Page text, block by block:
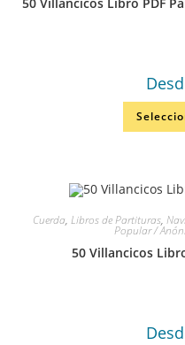
Cuerda, Libros de Partituras,
Popular /
50 Villancicos